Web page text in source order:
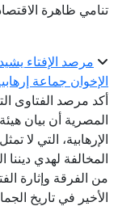
تنامي ظاهرة
مرصد الإفتاء يشيد
الإخوان جماعة
أكد مرصد الفتاوى
المصرية أن بيان
الإرهابية، التي لا
المخالفة لهدي
من الفرقة وإثارة
الأخير في تاريخ